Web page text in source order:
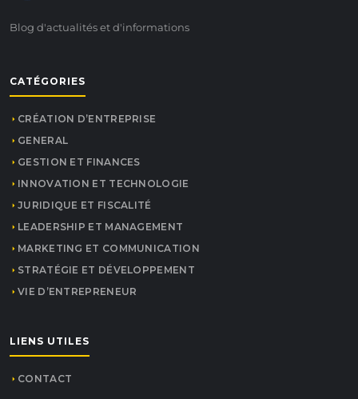
Blog d'actualités et d'informations
CATÉGORIES
CRÉATION D’ENTREPRISE
GENERAL
GESTION ET FINANCES
INNOVATION ET TECHNOLOGIE
JURIDIQUE ET FISCALITÉ
LEADERSHIP ET MANAGEMENT
MARKETING ET COMMUNICATION
STRATÉGIE ET DÉVELOPPEMENT
VIE D’ENTREPRENEUR
LIENS UTILES
CONTACT